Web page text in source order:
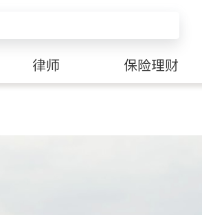
律师 保险理财